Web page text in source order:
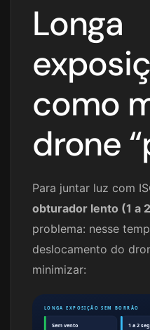
Longa
como
drone
Para juntar luz com
obturador lento (1 a
problema: nesse
deslocamento do
minimizar:
LONGA EXPOSIÇÃO SEM BORRÃO
Sem vento 1 a 2